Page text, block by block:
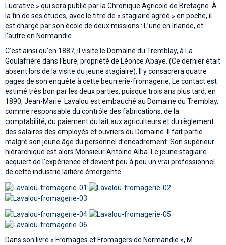
Lucrative » qui sera publié par la Chronique Agricole de Bretagne. À
la fin de ses études, avec le titre de « stagiaire agréé » en poche, il
est chargé par son école de deux missions : L’une en Irlande, et
l’autre en Normandie.
C’est ainsi qu’en 1887, il visite le Domaine du Tremblay, à La
Goulafrière dans l‘Eure, propriété de Léonce Abaye. (Ce dernier était
absent lors de la visite du jeune stagiaire). Il y consacrera quatre
pages de son enquête à cette beurrerie-fromagerie. Le contact est
estimé très bon par les deux parties, puisque trois ans plus tard, en
1890, Jean-Marie Lavalou est embauché au Domaine du Tremblay,
comme responsable du contrôle des fabrications, de la
comptabilité, du paiement du lait aux agriculteurs et du règlement
des salaires des employés et ouvriers du Domaine. Il fait partie
malgré son jeune âge du personnel d’encadrement. Son supérieur
hiérarchique est alors Monsieur Antoine Alba. Le jeune stagiaire
acquiert de l’expérience et devient peu à peu un vrai professionnel
de cette industrie laitière émergente.
Dans son livre « Fromages et Fromagers de Normandie », M.